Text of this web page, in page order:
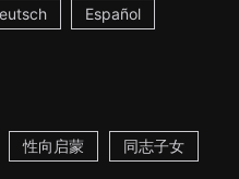
Español
性向启蒙 同志子女